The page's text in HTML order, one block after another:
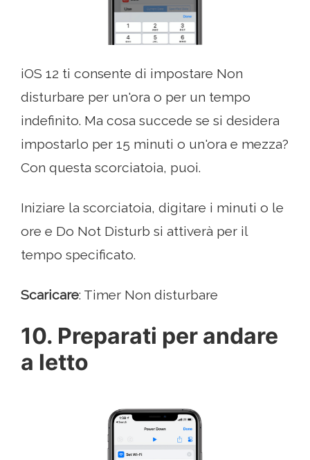
iOS 12 ti consente di impostare Non
disturbare per un'ora o per un tempo
indefinito. Ma cosa succede se si desidera
impostarlo per 15 minuti o un'ora e mezza?
Con questa scorciatoia, puoi.
Iniziare la scorciatoia, digitare i minuti o le
ore e Do Not Disturb si attiverà per il
tempo specificato.
Scaricare: Timer Non disturbare
10. Preparati per andare
a letto